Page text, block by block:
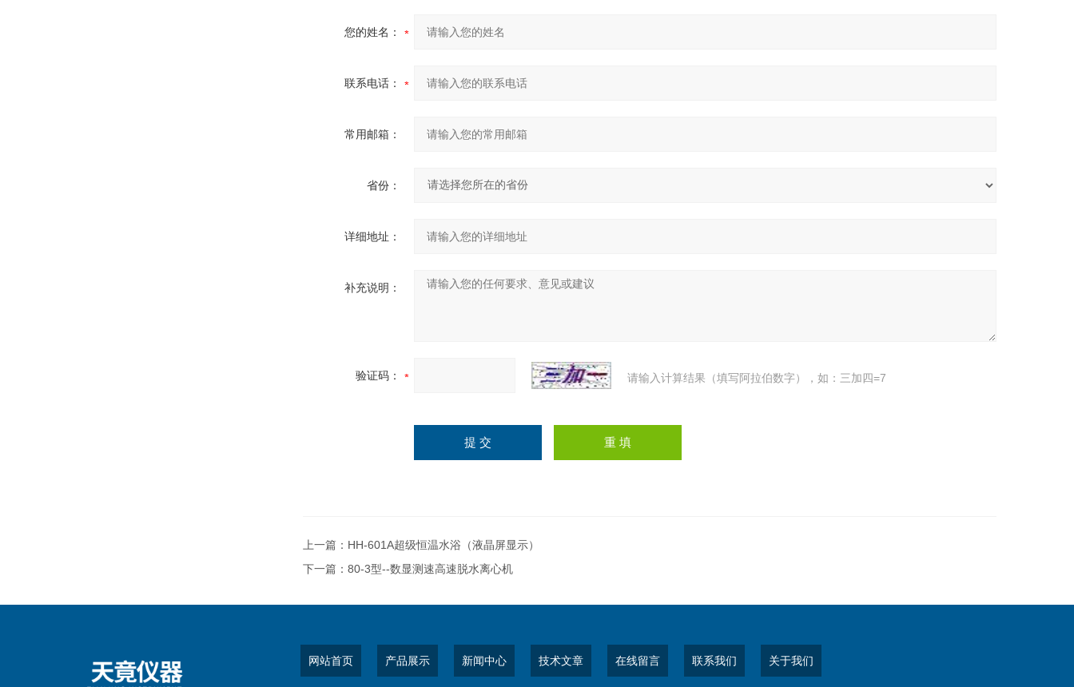
您的姓名：
联系电话：
常用邮箱：
省份：
详细地址：
补充说明：
验证码： 请输入计算结果（填写阿拉伯数字），如：三加四=7
上一篇： HH-601A超级恒温水浴（液晶屏显示）
下一篇： 80-3型--数显测速高速脱水离心机
网站首页 产品展示 新闻中心 技术文章 在线留言 联系我们 关于我们